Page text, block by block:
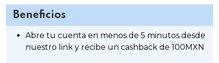
Beneficios
Abre tu cuenta en menos de 5 minutos desde
nuestro link y recibe un cashback de 100MXN